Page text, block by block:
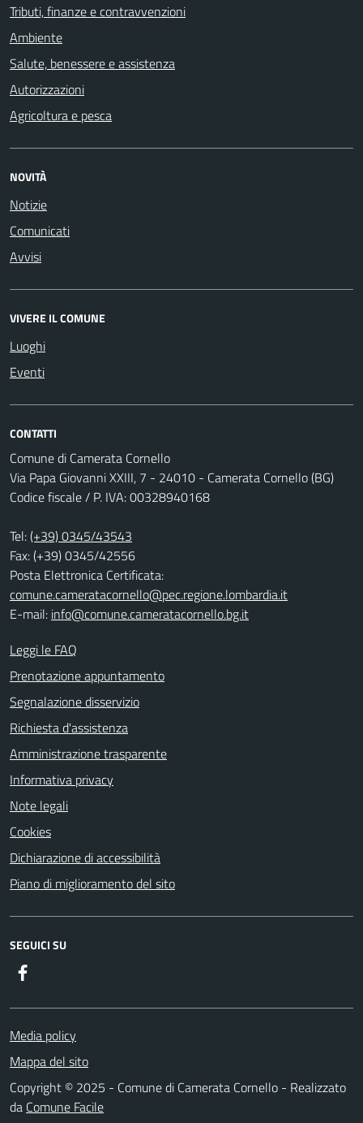
Tributi, finanze e contravvenzioni
Ambiente
Salute, benessere e assistenza
Autorizzazioni
Agricoltura e pesca
NOVITÀ
Notizie
Comunicati
Avvisi
VIVERE IL COMUNE
Luoghi
Eventi
CONTATTI
Comune di Camerata Cornello
Via Papa Giovanni XXIII, 7 - 24010 - Camerata Cornello (BG)
Codice fiscale / P. IVA: 00328940168
Tel:(+39) 0345/43543
Fax: (+39) 0345/42556
Posta Elettronica Certificata:
comune.cameratacornello@pec.regione.lombardia.it
E-mail: info@comune.cameratacornello.bg.it
Leggi le FAQ
Prenotazione appuntamento
Segnalazione disservizio
Richiesta d'assistenza
Amministrazione trasparente
Informativa privacy
Note legali
Cookies
Dichiarazione di accessibilità
Piano di miglioramento del sito
SEGUICI SU
Media policy
Mappa del sito
Copyright © 2025 - Comune di Camerata Cornello - Realizzato
da Comune Facile